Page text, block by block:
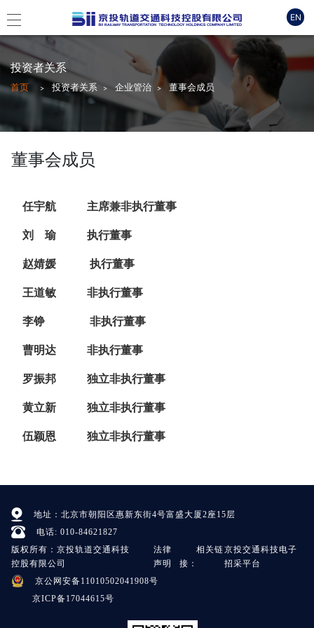
EN
投资者关系
首页 投资者关系 企业管治 董事会成员
董事会成员
任宇航
主席兼非执行董事
刘 瑜
执行董事
赵婧媛
执行董事
王道敏
非执行董事
李铮
非执行董事
曹明达
非执行董事
罗振邦
独立非执行董事
黄立新
独立非执行董事
伍颖恩
独立非执行董事
地址：北京市朝阳区惠新东街4号富盛大厦2座15层
电话: 010-84621827
版权所有：京投轨道交通科技
控股有限公司
法律
声明
相关链
接：
京投交通科技电子
招采平台
京公网安备11010502041908号
京ICP备17044615号